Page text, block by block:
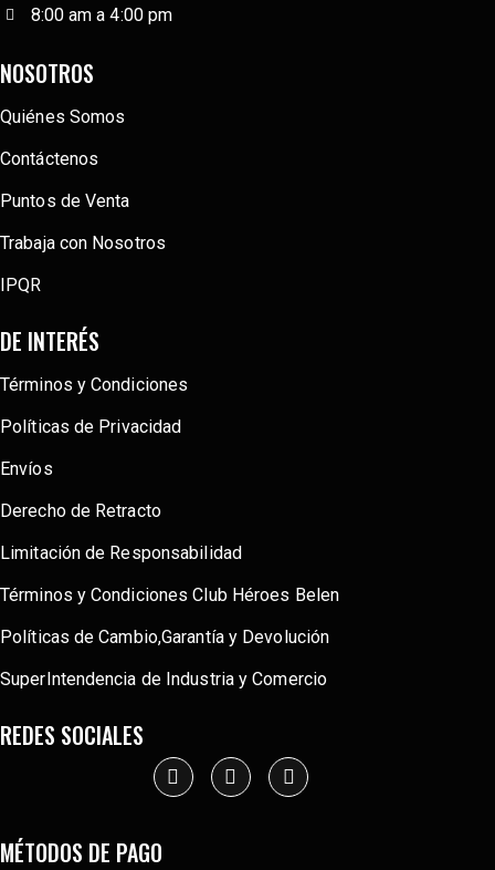
8:00 am a 4:00 pm
NOSOTROS
Quiénes Somos
Contáctenos
Puntos de Venta
Trabaja con Nosotros
IPQR
DE INTERÉS
Términos y Condiciones
Políticas de Privacidad
Envíos
Derecho de Retracto
Limitación de Responsabilidad
Términos y Condiciones Club Héroes Belen
Políticas de Cambio,Garantía y Devolución
SuperIntendencia de Industria y Comercio
REDES SOCIALES
MÉTODOS DE PAGO